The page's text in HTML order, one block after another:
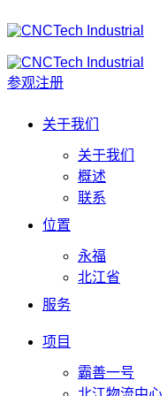
参观注册
关于我们
关于我们
概述
联系
位置
永福
北江省
服务
项目
霸善一号